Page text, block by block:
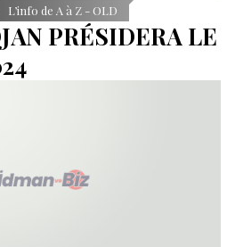
L’info de A à Z - OLD
PRÉSIDERA LE